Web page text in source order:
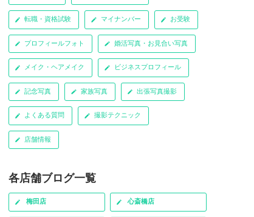
転職・資格試験 マイナンバー お受験
プロフィールフォト 婚活写真・お見合い写真
メイク・ヘアメイク ビジネスプロフィール
記念写真 家族写真 出張写真撮影
よくある質問 撮影テクニック
店舗情報
各店舗ブログ一覧
梅田店 心斎橋店